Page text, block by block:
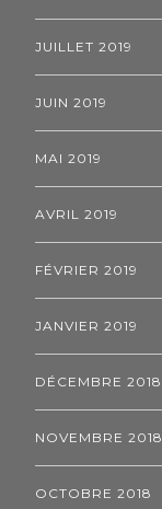
JUILLET 2019
JUIN 2019
MAI 2019
AVRIL 2019
FÉVRIER 2019
JANVIER 2019
DÉCEMBRE 2018
NOVEMBRE 2018
OCTOBRE 2018